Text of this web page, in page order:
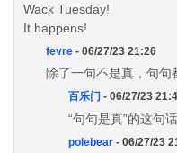
Wack Tuesday!
It happens!
fevre - 06/27/23 21:26
除了一句不是真，句句
百乐门 - 06/27/23
“句句是真”的这句
polebear - 06/27/23